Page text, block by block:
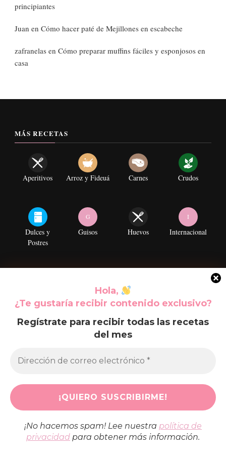
principiantes
Juan en Cómo hacer paté de Mejillones en escabeche
zafranelas en Cómo preparar muffins fáciles y esponjosos en
casa
MÁS RECETAS
Aperitivos Arroz y Fideuá Carnes Crudos
Dulces y
Postres
G
Guisos Huevos
I
Internacional
Marisco Navidad
Hola,
¿Te gustaría recibir contenido exclusivo?
Regístrate para recibir todas las recetas
del mes
¡No hacemos spam! Lee nuestra política de
privacidad para obtener más información.